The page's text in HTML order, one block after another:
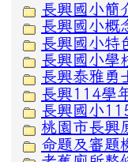
長興國小簡
長興國小概
長興國小特
長興國小學
長興泰雅勇
長興114學
長興國小
桃園市長興
命題及審題